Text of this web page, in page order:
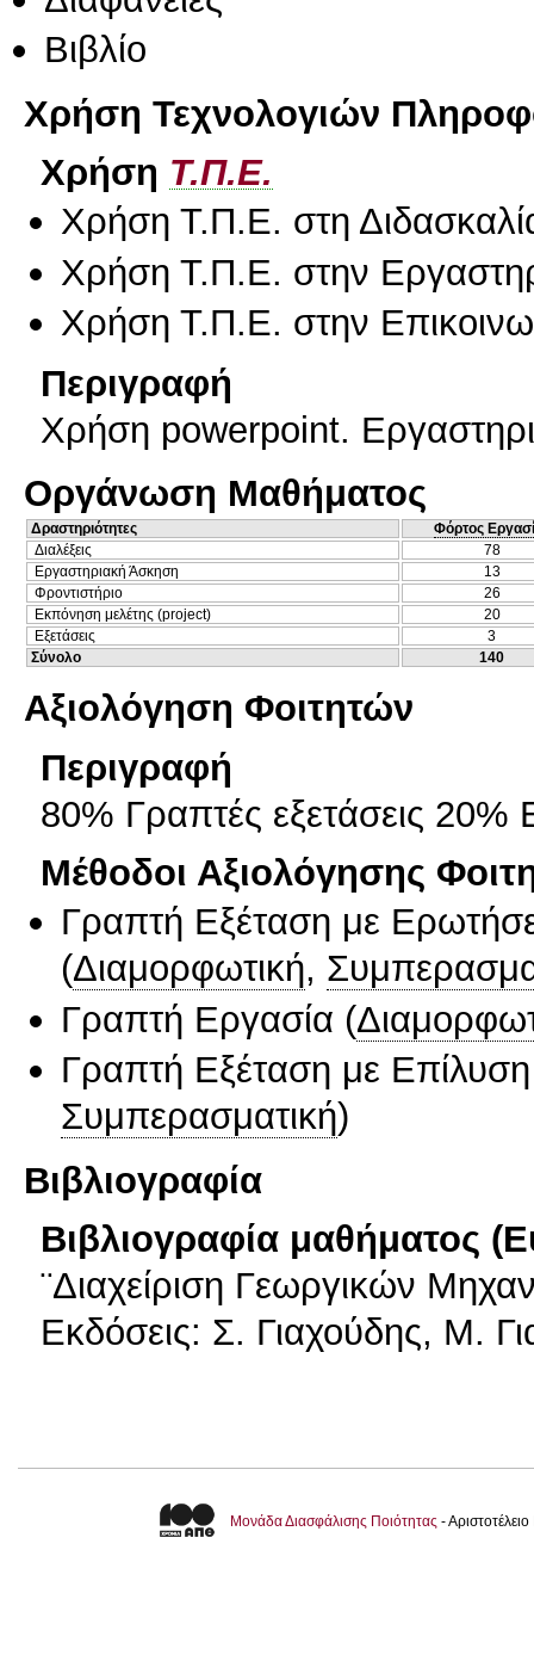
Βιβλίο
Χρήση Τεχνολογιών
Χρήση Τ.Π.Ε.
Χρήση Τ.Π.Ε. στη
Χρήση Τ.Π.Ε. στην
Χρήση Τ.Π.Ε. στην
Περιγραφή
Χρήση powerpoint.
Οργάνωση Μαθήματος
Δραστηριότητες
Φόρτος
Διαλέξεις
78
Εργαστηριακή Άσκηση
13
Φροντιστήριο
26
Εκπόνηση μελέτης (project)
20
Εξετάσεις
3
Σύνολο
140
Αξιολόγηση Φοιτητών
Περιγραφή
80% Γραπτές εξετάσεις
Μέθοδοι Αξιολόγησης
Γραπτή Εξέταση με
(Διαμορφωτική,
Γραπτή Εργασία (
Γραπτή Εξέταση με
Συμπερασματική)
Βιβλιογραφία
Βιβλιογραφία μαθήματος
¨Διαχείριση Γεωργικών
Εκδόσεις: Σ. Γιαχούδης, Μ.
Μονάδα Διασφάλισης Ποιότητας -